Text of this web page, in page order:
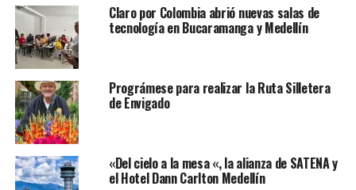
Claro por Colombia abrió nuevas salas de
tecnología en Bucaramanga y Medellín
Prográmese para realizar la Ruta Silletera
de Envigado
«Del cielo a la mesa «, la alianza de SATENA y
el Hotel Dann Carlton Medellín